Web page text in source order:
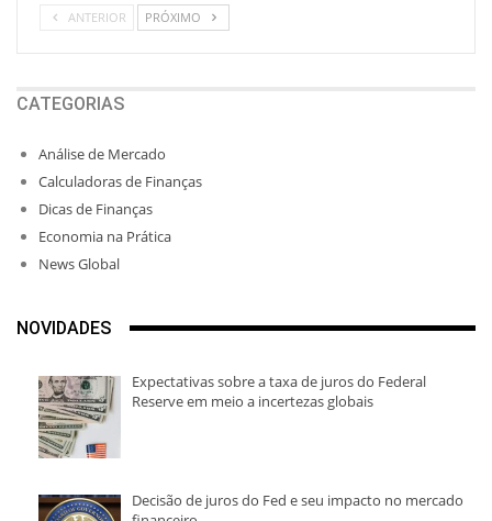
ANTERIOR PRÓXIMO
CATEGORIAS
Análise de Mercado
Calculadoras de Finanças
Dicas de Finanças
Economia na Prática
News Global
NOVIDADES
Expectativas sobre a taxa de juros do Federal
Reserve em meio a incertezas globais
Decisão de juros do Fed e seu impacto no mercado